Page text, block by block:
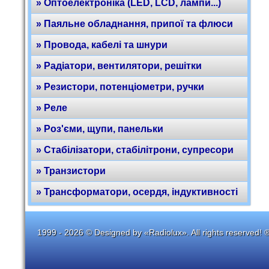
» Оптоелектроніка (LED, LCD, лампи...)
» Паяльне обладнання, припої та флюси
» Провода, кабелі та шнури
» Радіатори, вентилятори, решітки
» Резистори, потенціометри, ручки
» Реле
» Роз'єми, щупи, панельки
» Стабілізатори, стабілітрони, супресори
» Транзистори
» Трансформатори, осердя, індуктивності
1999 - 2026 © Designed by «Radiolux». All rights reserved!